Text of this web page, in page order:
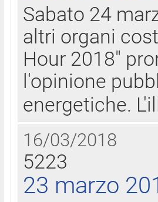
Sabato 24
altri organi
Hour 2018"
l'opinione
energetiche.
16/03/2018
5223
23 marzo